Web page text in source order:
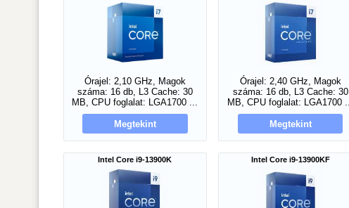
Órajel: 2,10 GHz, Magok
száma: 16 db, L3 Cache: 30
MB, CPU foglalat: LGA1700 ...
Megtekint
Órajel: 2,40 GHz, Magok
száma: 16 db, L3 Cache: 30
MB, CPU foglalat: LGA1700 ...
Megtekint
Intel Core i9-13900K Intel Core i9-13900KF